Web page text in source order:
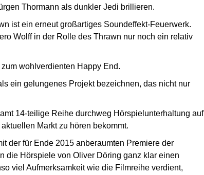
Thormann als dunkler Jedi brillieren.
ist ein erneut großartiges Soundeffekt-Feuerwerk.
Wolff in der Rolle des Thrawn nur noch ein relativ
wohlverdienten Happy End.
ein gelungenes Projekt bezeichnen, das nicht nur
14-teilige Reihe durchweg Hörspielunterhaltung auf
Markt zu hören bekommt.
der für Ende 2015 anberaumten Premiere der
die Hörspiele von Oliver Döring ganz klar einen
viel Aufmerksamkeit wie die Filmreihe verdient,